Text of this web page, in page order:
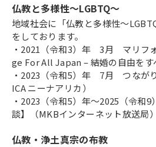
仏教と多様性～LGBTQ～
地域社会に「仏教と多様性～
をしております。
・2021（令和3）年 3月 マリフ
ge For All Japan – 結婚の自由をす
・2023（令和5）年 7月 つなが
ICA ニーナアリカ）
・2023（令和5）年～2025（令
談】（MKBインターネット放送局）
仏教・浄土真宗の布教